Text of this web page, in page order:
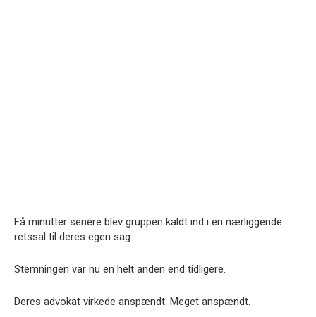
Få minutter senere blev gruppen kaldt ind i en nærliggende
retssal til deres egen sag.
Stemningen var nu en helt anden end tidligere.
Deres advokat virkede anspændt. Meget anspændt.